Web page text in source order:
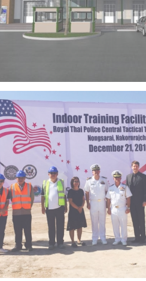
Project 14 – Bangchak khonkaen